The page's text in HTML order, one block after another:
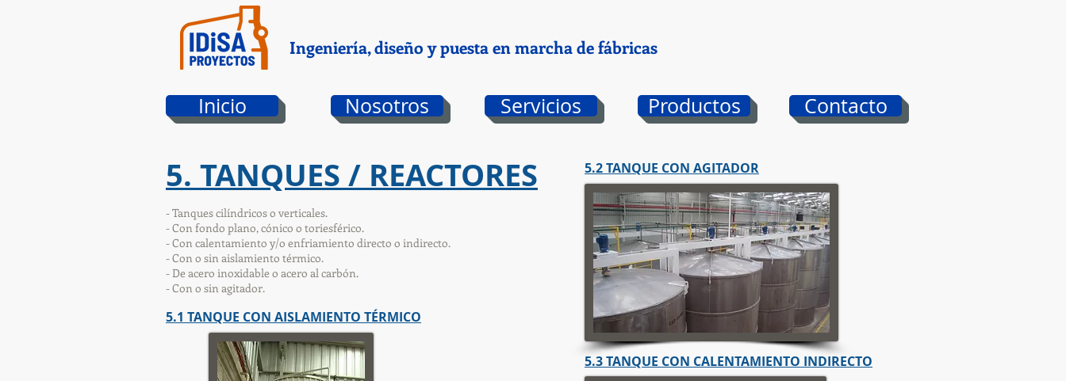
Inicio
Ingeniería, diseño y puesta en marcha de fábricas
Nosotros Servicios Productos Contacto
5. TANQUES / REACTORES
- Tanques cilíndricos o verticales.
- Con fondo plano, cónico o toriesférico.
- Con calentamiento y/o enfriamiento directo o indirecto.
- Con o sin aislamiento térmico.
- De acero inoxidable o acero al carbón.
- Con o sin agitador.
5.1 TANQUE CON AISLAMIENTO TÉRMICO
5.2 TANQUE CON AGITADOR
5.3 TANQUE CON CALENTAMIENTO INDIRECTO